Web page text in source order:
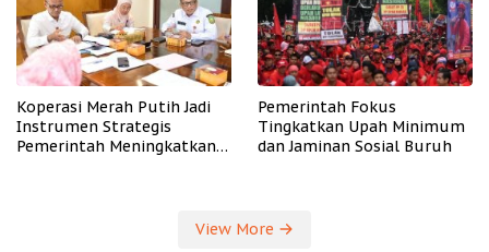
Koperasi Merah Putih Jadi
Instrumen Strategis
Pemerintah Meningkatkan
Pemerintah Fokus
Tingkatkan Upah Minimum
dan Jaminan Sosial Buruh
View More